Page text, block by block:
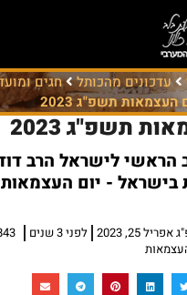
עדכונים מהכותל חגים
העצמאות תשפ"ג 2023
תשפ"ג 2023
לישראל הרב
25, 2023 לפני 3 שנים
העצמאות